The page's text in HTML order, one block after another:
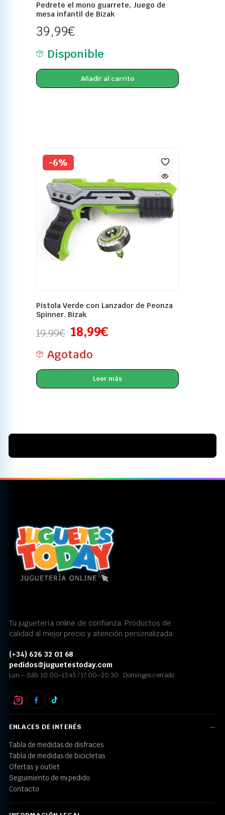
Pedrete el mono guarrete, Juego de
mesa infantil de Bizak
39,99€
Disponible
Añadir al carrito
-6%
Pistola Verde con Lanzador de Peonza
Spinner. Bizak
19,99€ 18,99€
Agotado
Leer más
Tu juguetería online de confianza. Productos de
calidad al mejor precio y atención personalizada.
(+34) 626 32 01 68
pedidos@juguetestoday.com
Lun – Sáb: 10:00–13:45 / 17:00–20:30 · Domingos cerrado
ENLACES DE INTERÉS
Tabla de medidas de disfraces
Tabla de medidas de bicicletas
Ofertas y outlet
Seguimiento de mi pedido
Contacto